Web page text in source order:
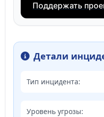
Поддержать
Детали
Тип инцидента:
Уровень угрозы: